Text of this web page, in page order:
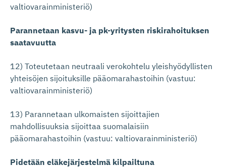
valtiovarainministeriö)
Parannetaan kasvu- ja pk-yritysten riskirahoituksen
saatavuutta
12) Toteutetaan neutraali verokohtelu yleishyödyllisten
yhteisöjen sijoituksille pääomarahastoihin (vastuu:
valtiovarainministeriö)
13) Parannetaan ulkomaisten sijoittajien
mahdollisuuksia sijoittaa suomalaisiin
pääomarahastoihin (vastuu: valtiovarainministeriö)
Pidetään eläkejärjestelmä kilpailtuna